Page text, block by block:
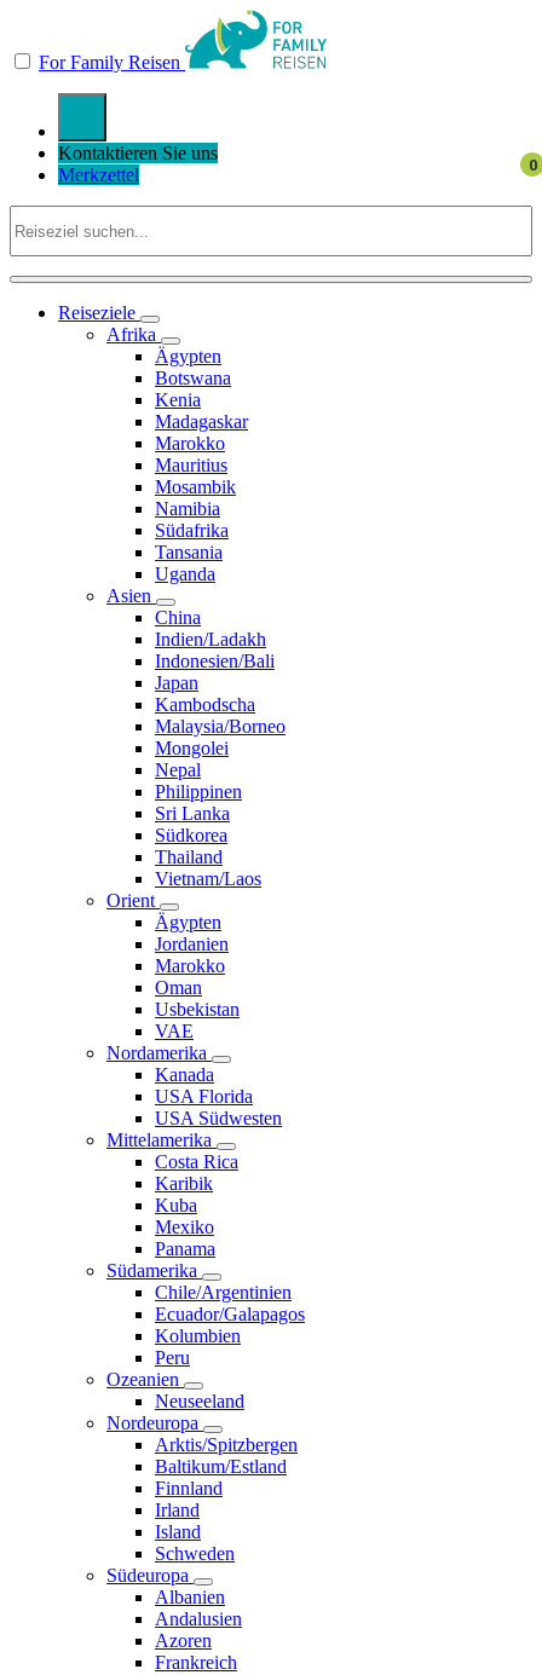
For Family Reisen
Kontaktieren Sie uns
Merkzettel
Reiseziele
Afrika
Ägypten
Botswana
Kenia
Madagaskar
Marokko
Mauritius
Mosambik
Namibia
Südafrika
Tansania
Uganda
Asien
China
Indien/Ladakh
Indonesien/Bali
Japan
Kambodscha
Malaysia/Borneo
Mongolei
Nepal
Philippinen
Sri Lanka
Südkorea
Thailand
Vietnam/Laos
Orient
Ägypten
Jordanien
Marokko
Oman
Usbekistan
VAE
Nordamerika
Kanada
USA Florida
USA Südwesten
Mittelamerika
Costa Rica
Karibik
Kuba
Mexiko
Panama
Südamerika
Chile/Argentinien
Ecuador/Galapagos
Kolumbien
Peru
Ozeanien
Neuseeland
Nordeuropa
Arktis/Spitzbergen
Baltikum/Estland
Finnland
Irland
Island
Schweden
Südeuropa
Albanien
Andalusien
Azoren
Frankreich